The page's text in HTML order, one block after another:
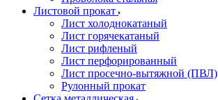
Листовой прокат
Лист холоднокатаный
Лист горячекатаный
Лист рифленый
Лист перфорированный
Лист просечно-вытяжной (ПВЛ)
Рулонный прокат